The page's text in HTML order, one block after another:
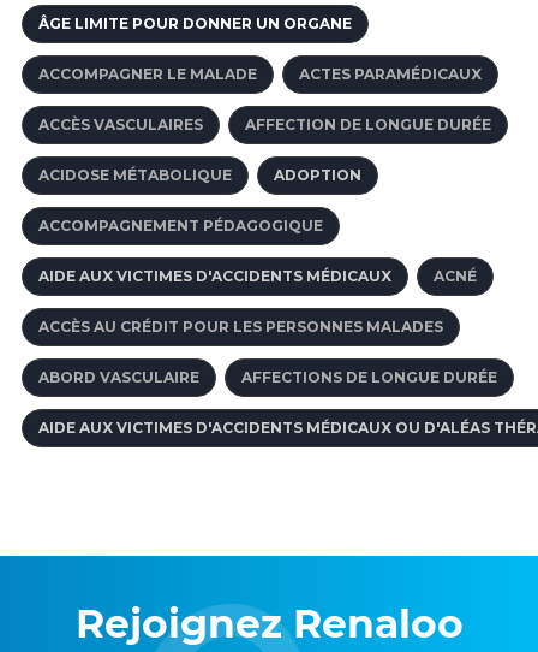
ÂGE LIMITE POUR DONNER UN ORGANE
ACCOMPAGNER LE MALADE ACTES PARAMÉDICAUX
ACCÈS VASCULAIRES AFFECTION DE LONGUE DURÉE
ACIDOSE MÉTABOLIQUE ADOPTION
ACCOMPAGNEMENT PÉDAGOGIQUE
AIDE AUX VICTIMES D'ACCIDENTS MÉDICAUX ACNÉ
ACCÈS AU CRÉDIT POUR LES PERSONNES MALADES
ABORD VASCULAIRE AFFECTIONS DE LONGUE DURÉE
AIDE AUX VICTIMES D'ACCIDENTS MÉDICAUX OU D'ALÉAS
Rejoignez Renaloo